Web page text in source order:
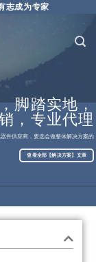
志成为专家
脚踏实地，
，专业代理
件供应商，要选会做整体解决方案的
查看全部【解决方案】文章